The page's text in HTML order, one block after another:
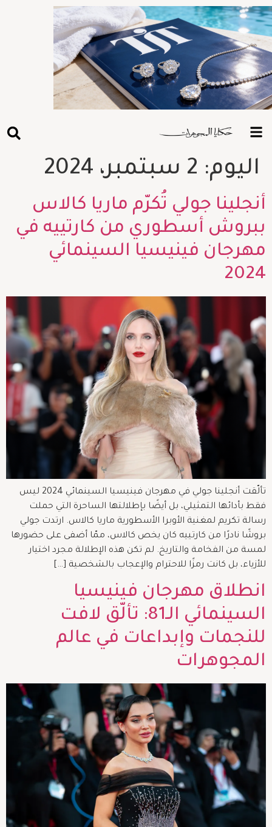
اليوم: 2 سبتمبر، 2024
أنجلينا جولي تُكرّم ماريا كالاس
ببروش أسطوري من كارتييه في
مهرجان فينيسيا السينمائي
2024
تألّقت أنجلينا جولي في مهرجان فينيسيا السينمائي 2024 ليس
فقط بأدائها التمثيلي، بل أيضًا بإطلالتها الساحرة التي حملت
رسالة تكريم لمغنية الأوبرا الأسطورية ماريا كالاس. ارتدت جولي
بروشًا نادرًا من كارتييه كان يخص كالاس، ممّا أضفى على حضورها
لمسة من الفخامة والتاريخ. لم تكن هذه الإطلالة مجرد اختيار
للأزياء، بل كانت رمزًا للاحترام والإعجاب بالشخصية […]
انطلاق مهرجان فينيسيا
السينمائي الـ81: تألّق لافت
للنجمات وإبداعات في عالم
المجوهرات